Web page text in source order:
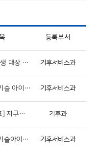
등록부서
부산 고등학생 대상 기상, 기후 진로 체험 꿈담기 프로그램 안내 기후서비스과
제3회 기상기술 아이디어 공모전 연장 공고 기후서비스과
[당선작 발표] 지구를 살리는 기후변화 표어 공모전 기후과
제3회 기상기술아이디어 공모전 알림 기후서비스과